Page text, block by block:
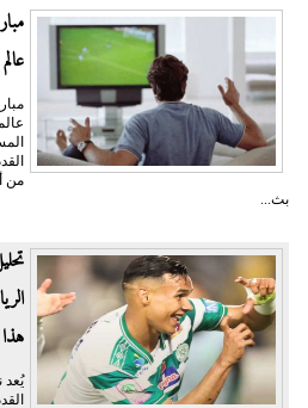
من
بث...
يُعد